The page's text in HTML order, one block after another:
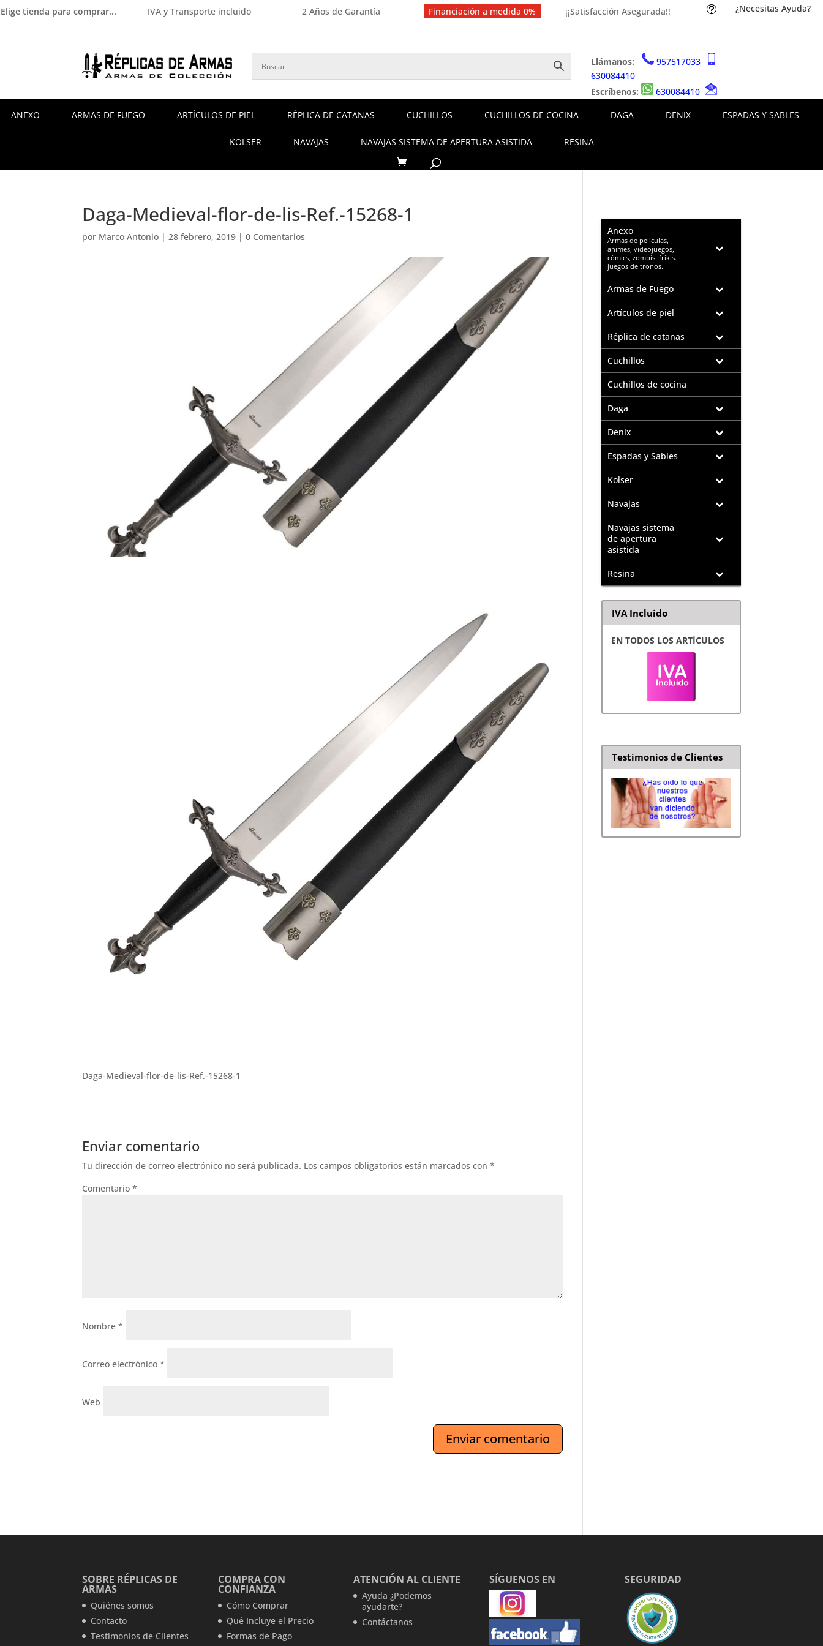
Elige tienda para comprar... IVA y Transporte incluido 2 Años de Garantía Financiación a medida 0% ¡¡Satisfacción Asegurada!! t ¿Necesitas Ayuda?
Llámanos:
957517033
630084410
Escríbenos:
630084410
ANEXO ARMAS DE FUEGO ARTÍCULOS DE PIEL RÉPLICA DE CATANAS CUCHILLOS CUCHILLOS DE COCINA DAGA DENIX ESPADAS Y SABLES
KOLSER NAVAJAS NAVAJAS SISTEMA DE APERTURA ASISTIDA RESINA
Daga-Medieval-flor-de-lis-Ref.-15268-1
por Marco Antonio |28 febrero, 2019 |0 Comentarios
Daga-Medieval-flor-de-lis-Ref.-15268-1
Enviar comentario
Tu dirección de correo electrónico no será publicada. Los campos obligatorios están marcados con*
Comentario*
Nombre*
Correo electrónico*
Web
Anexo
–
Armas de películas,
animes, videojuegos,
cómics, zombís. fríkis.
juegos de tronos.
Armas de Fuego
Artículos de piel
Réplica de catanas
Cuchillos
Cuchillos de cocina
Daga
Denix
Espadas y Sables
Kolser
Navajas
Navajas sistema
de apertura
asistida
Resina
IVA Incluido
EN TODOS LOS ARTÍCULOS
Testimonios de Clientes
SOBRE RÉPLICAS DE
ARMAS
Quiénes somos
Contacto
Testimonios de Clientes
COMPRA CON
CONFIANZA
Cómo Comprar
Qué Incluye el Precio
Formas de Pago
ATENCIÓN AL CLIENTE
Ayuda ¿Podemos
ayudarte?
Contáctanos
SÍGUENOS EN SEGURIDAD